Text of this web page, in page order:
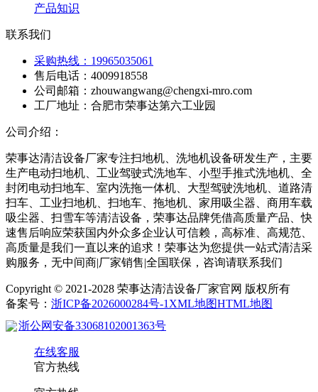
产品知识
联系我们
采购热线：19965035061
售后电话：4009918558
公司邮箱：zhouwangwang@chengxi-mro.com
工厂地址：合肥市荣事达第六工业园
公司介绍：
荣事达清洁设备厂家专注扫地机、洗地机设备研发生产，主要
生产电动扫地机、工业驾驶式洗地车、小型手推式洗地机、全
封闭电动扫地车、室内洗拖一体机、大型驾驶洗地机、道路清
扫车、工业扫地机、扫地车、拖地机、家用吸尘器、商用车载
吸尘器、扫雪车等清洁设备，荣事达品牌凭借高质量产品、快
速售后响应荣获国内外众多企业认可信赖，高标准、高规范、
高质量是我们一直以来的追求！荣事达为您提供一站式清洁采
购服务，无中间商|厂家销售|全国联保，咨询请联系我们
Copyright © 2021-2028 荣事达清洁设备厂家官网 版权所有
备案号： 浙ICP备2026000284号-1 XML地图HTML地图
浙公网安备33068102001363号
在线客服
官方热线